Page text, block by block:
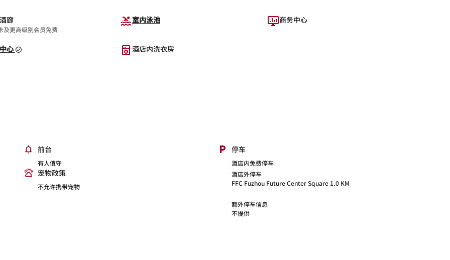
廊
及更高级别会员免费
室内泳池 商务中心
心 酒店内洗衣房
前台
有人值守
宠物政策
不允许携带宠物
停车
酒店内免费停车
酒店外停车
FFC Fuzhou Future Center Square 1.0 KM
额外停车信息
不提供